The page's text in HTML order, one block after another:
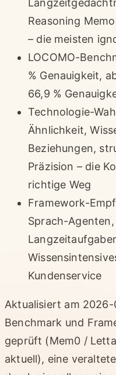
Reasoning
– die meisten
LOCOMO-
% Genauigkeit,
66,9 %
Technologie-
Ähnlichkeit,
Beziehungen,
Präzision – die
richtige Weg
Framework-
Sprach-
Kundenservice
Aktualisiert am
Benchmark und
geprüft (Mem0 /
aktuell), eine